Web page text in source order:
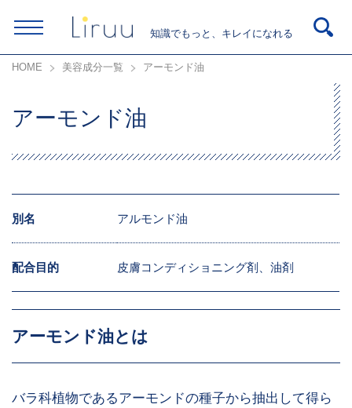
知識でもっと、キレイになれる
HOME 美容成分一覧 アーモンド油
アーモンド油
別名 アルモンド油
配合目的 皮膚コンディショニング剤、油剤
アーモンド油とは
バラ科植物であるアーモンドの種子から抽出して得ら